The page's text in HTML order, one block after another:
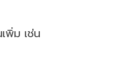
พิ่ม เช่น